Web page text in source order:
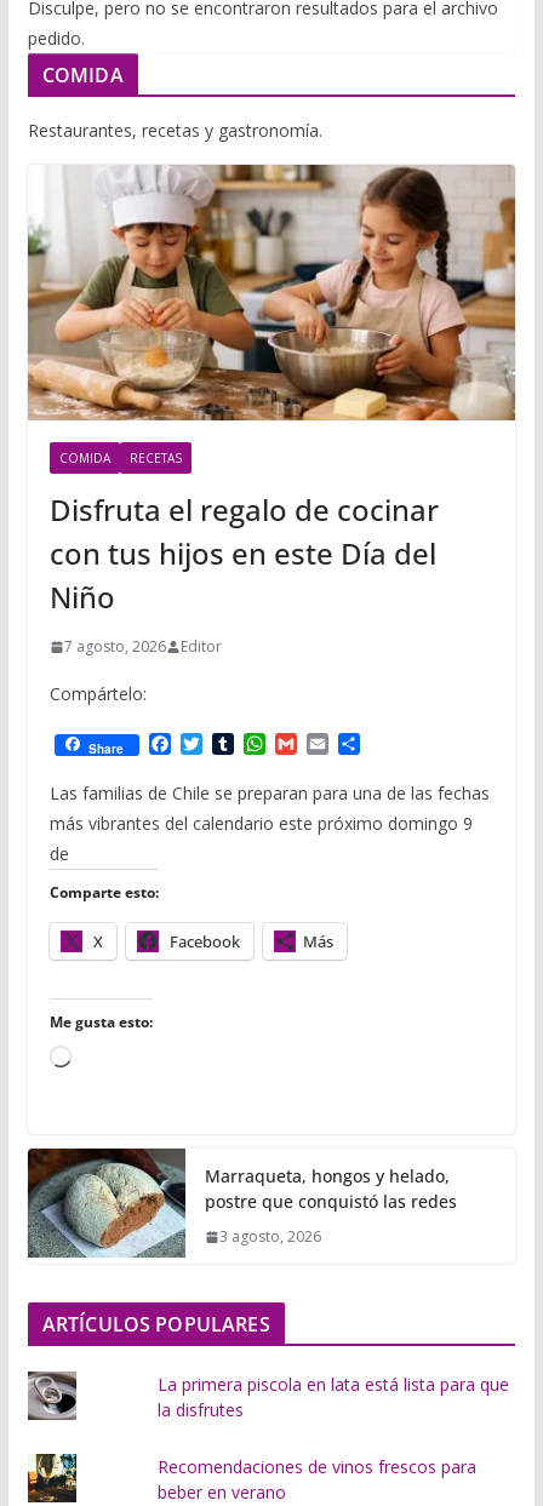
Disculpe, pero no se encontraron resultados para el archivo
pedido.
COMIDA
Restaurantes, recetas y gastronomía.
COMIDA RECETAS
Disfruta el regalo de cocinar
con tus hijos en este Día del
Niño
7 agosto, 2026 Editor
Compártelo:
Share
F
c
b
T
i
t
T
m
b
l
W
a
t
s
G
a
l
E
a
l
C
m
a
Las familias de Chile se preparan para una de las fechas
más vibrantes del calendario este próximo domingo 9
de
Comparte esto:
X Facebook Más
Me gusta esto:
C
g
a
n
d
.
.
Marraqueta, hongos y helado,
postre que conquistó las redes
3 agosto, 2026
ARTÍCULOS POPULARES
La primera piscola en lata está lista para que
la disfrutes
Recomendaciones de vinos frescos para
beber en verano
m
a
t
i